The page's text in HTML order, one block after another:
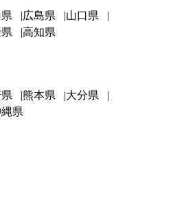
広島県
山口県
高知県
熊本県
大分県
県